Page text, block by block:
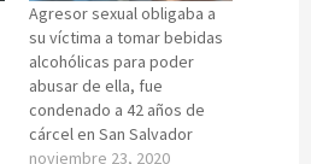
Agresor sexual obligaba a
su víctima a tomar bebidas
alcohólicas para poder
abusar de ella, fue
condenado a 42 años de
cárcel en San Salvador
noviembre 23, 2020